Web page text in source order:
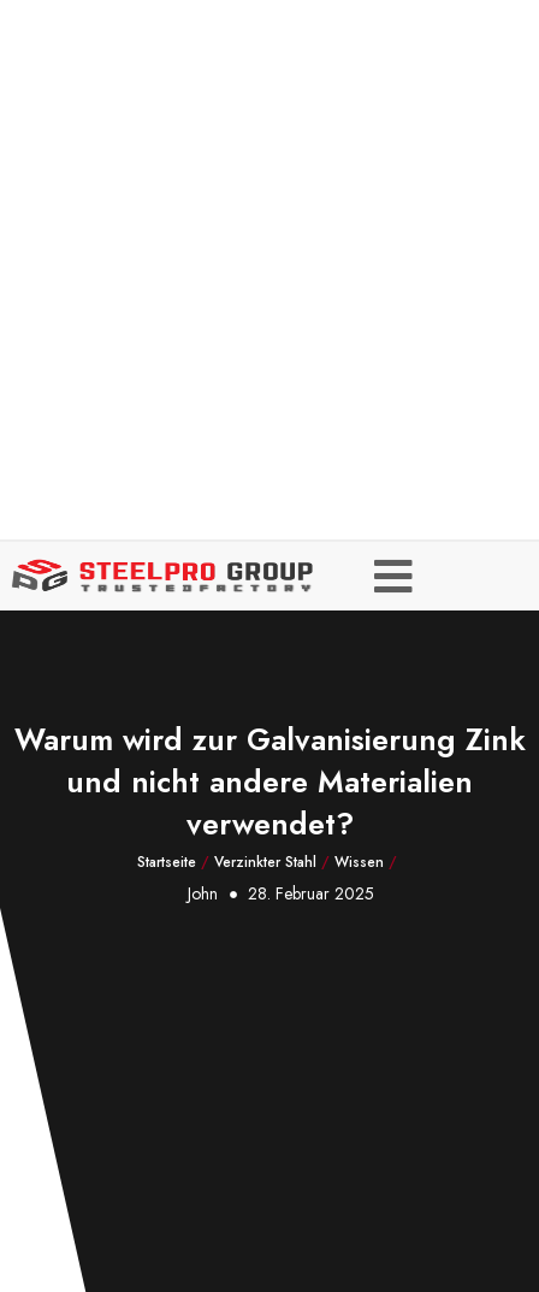
Warum wird zur Galvanisierung Zink
und nicht andere Materialien
verwendet?
Startseite / Verzinkter Stahl / Wissen /
John 28. Februar 2025